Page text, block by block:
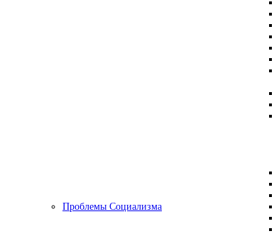
Проблемы Социализма